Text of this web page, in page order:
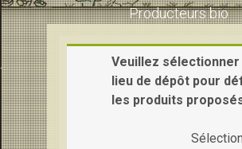
Producteurs bio
Veuillez sélectionner
lieu de dépôt pour
les produits